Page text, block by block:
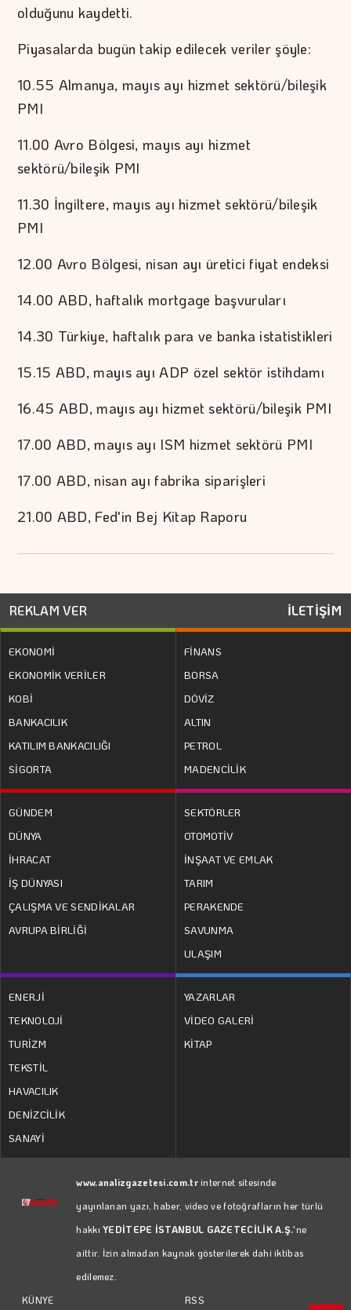
olduğunu kaydetti.
Piyasalarda bugün takip edilecek veriler şöyle:
10.55 Almanya, mayıs ayı hizmet sektörü/bileşik
PMI
11.00 Avro Bölgesi, mayıs ayı hizmet
sektörü/bileşik PMI
11.30 İngiltere, mayıs ayı hizmet sektörü/bileşik
PMI
12.00 Avro Bölgesi, nisan ayı üretici fiyat endeksi
14.00 ABD, haftalık mortgage başvuruları
14.30 Türkiye, haftalık para ve banka istatistikleri
15.15 ABD, mayıs ayı ADP özel sektör istihdamı
16.45 ABD, mayıs ayı hizmet sektörü/bileşik PMI
17.00 ABD, mayıs ayı ISM hizmet sektörü PMI
17.00 ABD, nisan ayı fabrika siparişleri
21.00 ABD, Fed'in Bej Kitap Raporu
REKLAM VER İLETİŞİM
EKONOMİ
EKONOMİK VERİLER
KOBİ
BANKACILIK
KATILIM BANKACILIĞI
SİGORTA
FİNANS
BORSA
DÖVİZ
ALTIN
PETROL
MADENCİLİK
GÜNDEM
DÜNYA
İHRACAT
İŞ DÜNYASI
ÇALIŞMA VE SENDİKALAR
AVRUPA BİRLİĞİ
SEKTÖRLER
OTOMOTİV
İNŞAAT VE EMLAK
TARIM
PERAKENDE
SAVUNMA
ULAŞIM
ENERJİ
TEKNOLOJİ
TURİZM
TEKSTİL
HAVACILIK
DENİZCİLİK
SANAYİ
YAZARLAR
VİDEO GALERİ
KİTAP
www.analizgazetesi.com.trinternet sitesinde
yayınlanan yazı, haber, video ve fotoğrafların her türlü
hakkıYEDİTEPE İSTANBUL GAZETECİLİK A.Ş.'ne
aittir. İzin almadan kaynak gösterilerek dahi iktibas
edilemez.
KÜNYE
RSS